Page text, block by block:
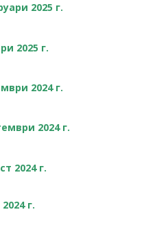
2025 г.
2025 г.
2024 г.
2024 г.
2024 г.
г.